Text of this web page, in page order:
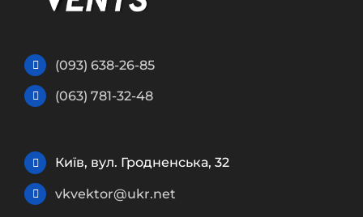
(093) 638-26-85
(063) 781-32-48
Київ, вул. Гродненська, 32
vkvektor@ukr.net